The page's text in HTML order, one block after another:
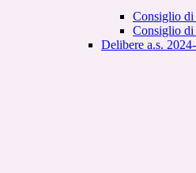
Consiglio di
Consiglio di
Delibere a.s.